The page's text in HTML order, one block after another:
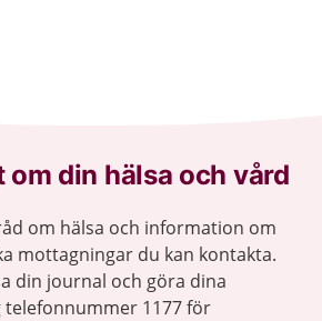
din hälsa och vård
om hälsa och information om
mottagningar du kan kontakta.
din journal och göra dina
telefonnummer 1177 för